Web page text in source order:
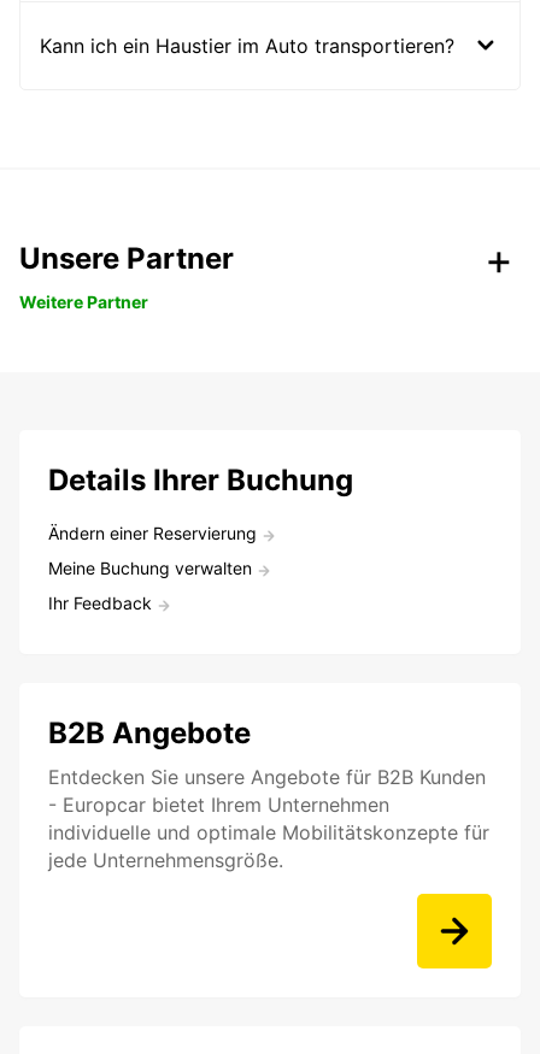
Kann ich ein Haustier im Auto transportieren?
Unsere Partner
Weitere Partner
Details Ihrer Buchung
Ändern einer Reservierung
Meine Buchung verwalten
Ihr Feedback
B2B Angebote
Entdecken Sie unsere Angebote für B2B Kunden
- Europcar bietet Ihrem Unternehmen
individuelle und optimale Mobilitätskonzepte für
jede Unternehmensgröße.